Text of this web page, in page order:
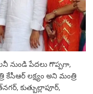
నుండి పేదలు గొప్పగా,
లక్ష్యం అని మంత్రి
కుత్బుల్లాపూర్,